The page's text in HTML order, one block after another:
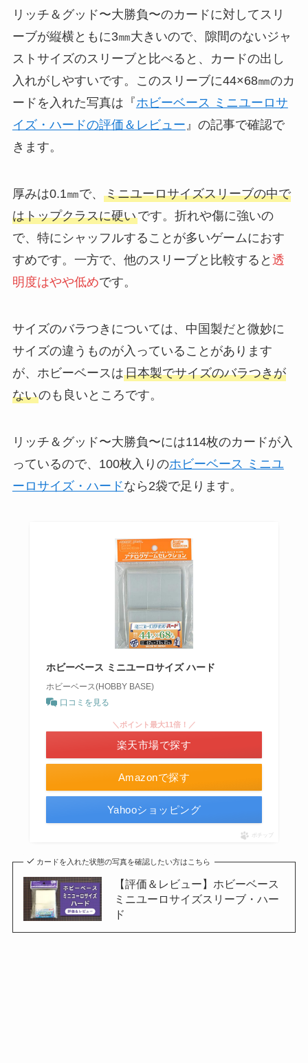
リッチ＆グッド〜大勝負〜のカードに対してスリ
ーブが縦横ともに3㎜大きいので、隙間のないジャ
ストサイズのスリーブと比べると、カードの出し
入れがしやすいです。このスリーブに44×68㎜のカ
ードを入れた写真は『ホビーベース ミニユーロサ
イズ・ハードの評価＆レビュー』の記事で確認で
きます。
厚みは0.1㎜で、 ミニユーロサイズスリーブの中で
はトップクラスに硬いです。折れや傷に強いの
で、特にシャッフルすることが多いゲームにおす
すめです。一方で、他のスリーブと比較すると 透
明度はやや低めです。
サイズのバラつきについては、中国製だと微妙に
サイズの違うものが入っていることがあります
が、ホビーベースは日本製でサイズのバラつきが
ないのも良いところです。
リッチ＆グッド〜大勝負〜には114枚のカードが入
っているので、100枚入りのホビーベース ミニユ
ーロサイズ・ハードなら2袋で足ります。
ホビーベース ミニユーロサイズ ハード
ホビーベース(HOBBY BASE)
口コミを見る
Amazonで探す
＼ポイント最大11倍！／
楽天市場で探す
Yahooショッピング
ポチップ
カードを入れた状態の写真を確認したい方はこちら
【評価＆レビュー】ホビーベース
ミニユーロサイズスリーブ・ハー
ド